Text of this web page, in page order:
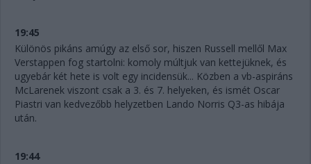
19:45
Különös pikáns amúgy az első sor, hiszen Russell mellől Max
Verstappen fog startolni: komoly múltjuk van kettejüknek, és
ugyebár két hete is volt egy incidensük... Közben a vb-aspiráns
McLarenek viszont csak a 3. és 7. helyeken, és ismét Oscar
Piastri van kedvezőbb helyzetben Lando Norris Q3-as hibája
után.
19:44